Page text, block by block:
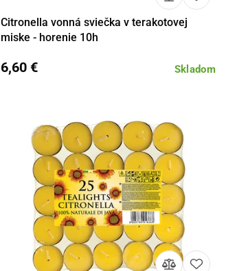
Detail Do košíka
Citronella vonná sviečka v terakotovej
miske - horenie 10h
Skladom
6,60 €